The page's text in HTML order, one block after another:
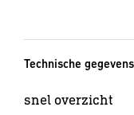
Technische gegevens
snel overzicht